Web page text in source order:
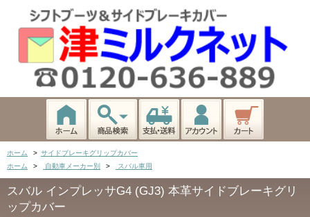
ホーム > サイドブレーキグリップカバー
ホーム
> 自動車メーカー別 > スバル車用
スバル インプレッサG4 (GJ3) 本革サイドブレーキグリ
ップカバー